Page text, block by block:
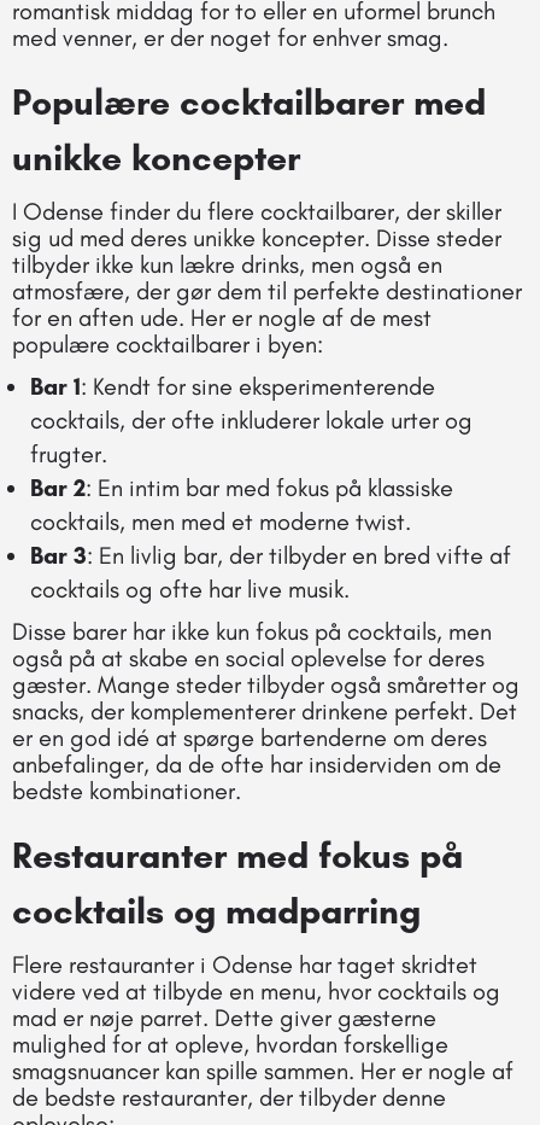
romantisk middag for to eller en uformel brunch
med venner, er der noget for enhver smag.
Populære cocktailbarer med
unikke koncepter
I Odense finder du flere cocktailbarer, der skiller
sig ud med deres unikke koncepter. Disse steder
tilbyder ikke kun lækre drinks, men også en
atmosfære, der gør dem til perfekte destinationer
for en aften ude. Her er nogle af de mest
populære cocktailbarer i byen:
Bar 1: Kendt for sine eksperimenterende
cocktails, der ofte inkluderer lokale urter og
frugter.
Bar 2: En intim bar med fokus på klassiske
cocktails, men med et moderne twist.
Bar 3: En livlig bar, der tilbyder en bred vifte af
cocktails og ofte har live musik.
Disse barer har ikke kun fokus på cocktails, men
også på at skabe en social oplevelse for deres
gæster. Mange steder tilbyder også småretter og
snacks, der komplementerer drinkene perfekt. Det
er en god idé at spørge bartenderne om deres
anbefalinger, da de ofte har insiderviden om de
bedste kombinationer.
Restauranter med fokus på
cocktails og madparring
Flere restauranter i Odense har taget skridtet
videre ved at tilbyde en menu, hvor cocktails og
mad er nøje parret. Dette giver gæsterne
mulighed for at opleve, hvordan forskellige
smagsnuancer kan spille sammen. Her er nogle af
de bedste restauranter, der tilbyder denne